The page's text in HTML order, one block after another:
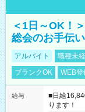
＜1日～OK！
総会のお手伝い
アルバイト 職種未
ブランクOK
WEB登
給与
■日給
ります！